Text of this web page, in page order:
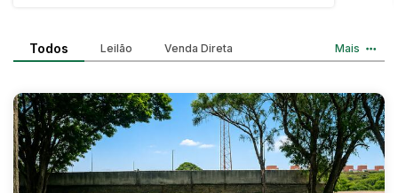
Motos
SUV
Utilitário & furgão
Todos Leilão Venda Direta Mais